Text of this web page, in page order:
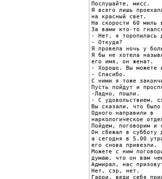
Послушайте, мисс.
Я всего лишь
на красный свет.
На скорости 60 миль
За вами кто-то
- Нет, я торопилась
- Откуда?
Я провела ночь у
Я бы не хотела
его имя, он женат.
- Хорошо. Вы можете
- Спасибо.
С ними я тоже
Пусть пойдут и
-Ладно, пошли.
- С удовольствием,
Вы сказали, что было
Одного направили в
наркологическое
Пойдем, поговорим и
Он сбежал в субботу
а сегодня в 5.00
его снова привезли.
Можете с ним
думаю, что он вам
Адмирал, нас
Нет, сэр, нет.
Гарри, веди себя